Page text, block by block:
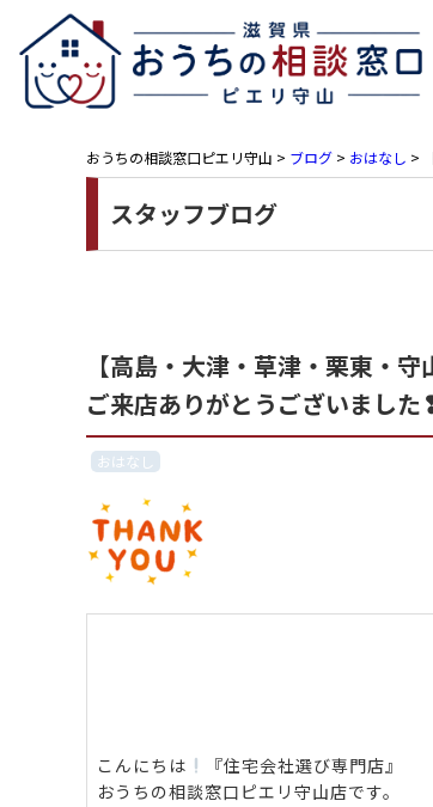
おうちの相談窓口ピエリ守山 > ブログ > おはなし >
スタッフブログ
【高島・大津・草津・栗東・
ご来店ありがとうございました
おはなし
こんにちは
『住宅会社選び専門店』
おうちの相談窓口ピエリ守山店です。